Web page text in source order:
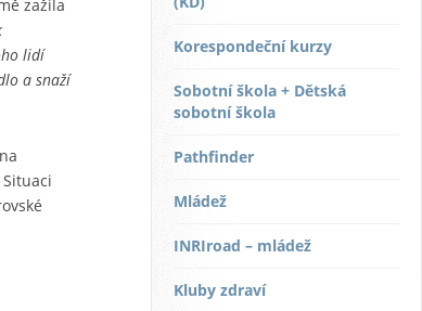
zažila
lidí
a snaží
Korespondeční kurzy
Sobotní škola + Dětská
sobotní škola
Pathfinder
Mládež
INRIroad – mládež
Kluby zdraví